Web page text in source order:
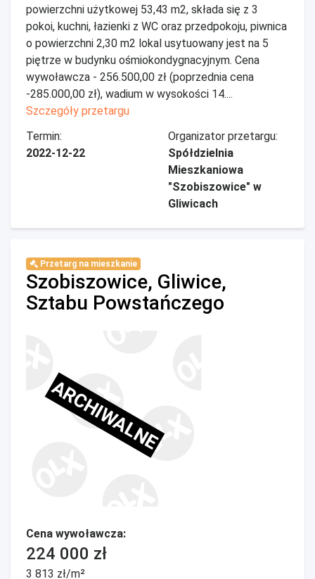
powierzchni użytkowej 53,43 m2, składa się z 3
pokoi, kuchni, łazienki z WC oraz przedpokoju, piwnica
o powierzchni 2,30 m2 lokal usytuowany jest na 5
piętrze w budynku ośmiokondygnacyjnym. Cena
wywoławcza - 256.500,00 zł (poprzednia cena
-285.000,00 zł), wadium w wysokości 14....
Szczegóły przetargu
Termin:
2022-12-22
Organizator przetargu:
Spółdzielnia
Mieszkaniowa
"Szobiszowice" w
Gliwicach
Przetarg na mieszkanie
Szobiszowice, Gliwice,
Sztabu Powstańczego
ARCHIWALNE
Cena wywoławcza:
224 000 zł
3 813 zł/m²